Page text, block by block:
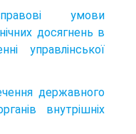
умови
досягнень в
управлінської
державного
внутрішніх